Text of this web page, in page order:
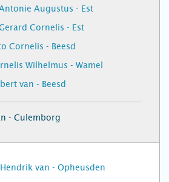
Augustus - Est
Cornelis - Est
Cornelis - Beesd
Wilhelmus - Wamel
van - Beesd
- Culemborg
van - Opheusden